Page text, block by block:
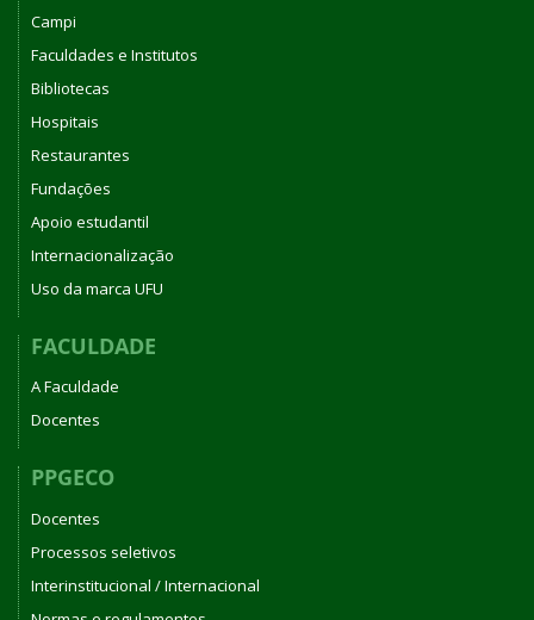
Campi
Faculdades e Institutos
Bibliotecas
Hospitais
Restaurantes
Fundações
Apoio estudantil
Internacionalização
Uso da marca UFU
FACULDADE
A Faculdade
Docentes
PPGECO
Docentes
Processos seletivos
Interinstitucional / Internacional